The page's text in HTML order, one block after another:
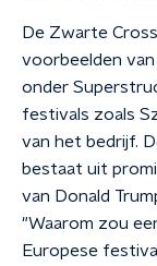
De Zwarte
voorbeelden
onder
festivals zoals
van het bedrijf.
bestaat uit
van Donald
"Waarom zou
Europese